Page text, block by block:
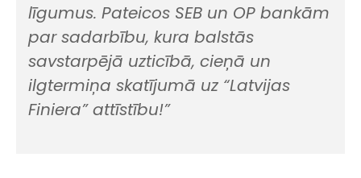
līgumus. Pateicos SEB un OP bankām
par sadarbību, kura balstās
savstarpējā uzticībā, cieņā un
ilgtermiņa skatījumā uz “Latvijas
Finiera” attīstību!”